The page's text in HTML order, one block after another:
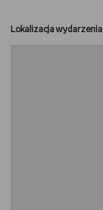
WYWIADY
Lokalizacja wydarzenia